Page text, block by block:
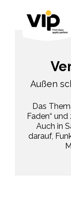
Außen
Das
Faden“
Auch in
darauf,